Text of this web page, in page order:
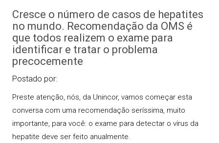
Cresce o número de casos de hepatites
no mundo. Recomendação da OMS é
que todos realizem o exame para
identificar e tratar o problema
precocemente
Postado por:
Preste atenção, nós, da Unincor, vamos começar esta
conversa com uma recomendação seríssima, muito
importante, para você: o exame para detectar o vírus da
hepatite deve ser feito anualmente.